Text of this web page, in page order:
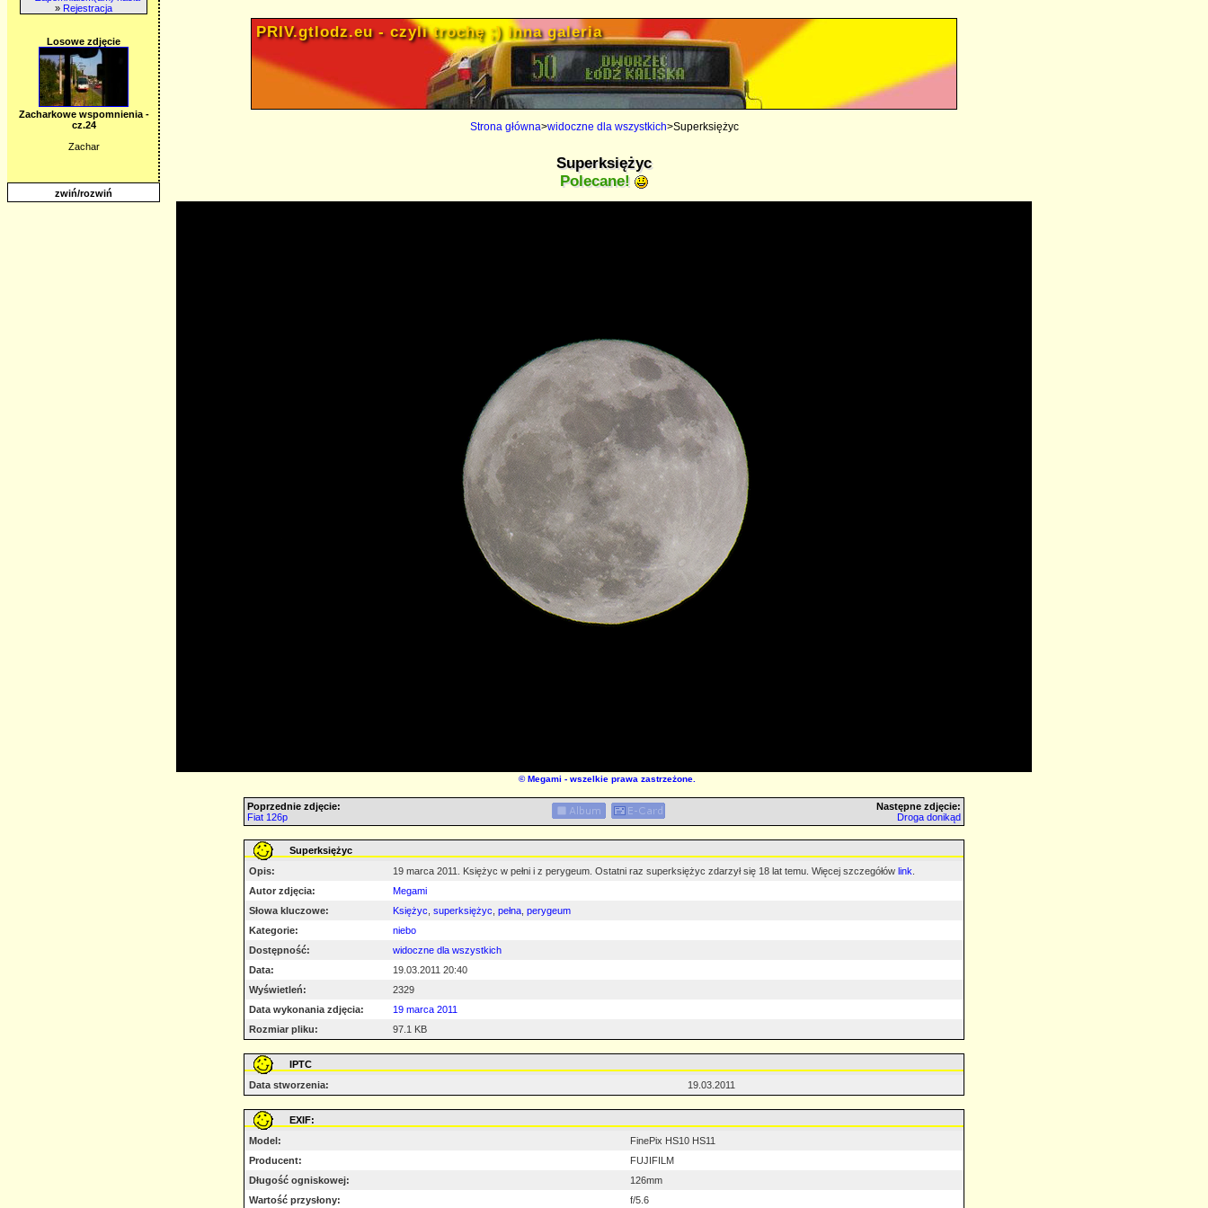
» Rejestracja
Losowe zdjęcie
Zacharkowe wspomnienia -
cz.24
Zachar
zwiń/rozwiń
PRIV.gtlodz.eu - czyli trochę ;) inna galeria
Strona główna>widoczne dla wszystkich>Superksiężyc
Superksiężyc
Polecane!
©Megami - wszelkie prawa zastrzeżone.
Poprzednie zdjęcie:
Fiat 126p
Następne zdjęcie:
Droga donikąd
Superksiężyc
Opis:
19 marca 2011. Księżyc w pełni i z perygeum. Ostatni raz superksiężyc zdarzył się 18 lat temu. Więcej szczegółów link
Autor zdjęcia:
Megami
Słowa kluczowe:
Księżyc superksiężyc pełna perygeum
Kategorie:
niebo
Dostępność:
widoczne dla wszystkich
Data:
19.03.2011 20:40
Wyświetleń:
2329
Data wykonania zdjęcia:
19 marca 2011
Rozmiar pliku:
97.1 KB
IPTC
Data stworzenia:
19.03.2011
EXIF:
Model:
FinePix HS10 HS11
Producent:
FUJIFILM
Długość ogniskowej:
126mm
Wartość przysłony:
f/5.6